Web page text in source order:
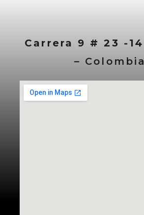
Carrera 9 # 23 -14
– Colombia